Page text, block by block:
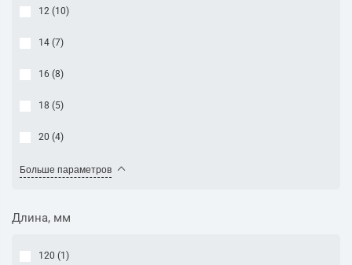
12 (10)
14 (7)
16 (8)
18 (5)
20 (4)
Больше параметров
Длина, мм
120 (1 )